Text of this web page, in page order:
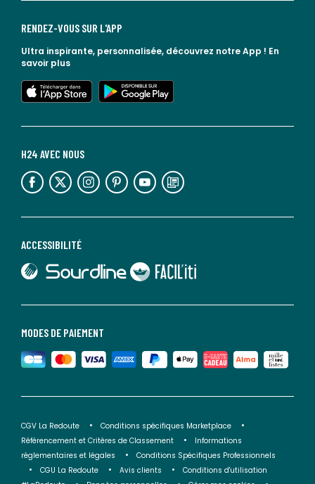
MODES DE PAIEMENT
ACCESSIBILITÉ
lien vers Sourdline
lien vers Faciliti
H24 AVEC NOUS
lien vers l'espace réseaux sociaux lien vers l'espace réseaux sociaux lien vers l'espace réseaux sociaux lien vers l'espace réseaux sociaux lien vers l'espace réseaux sociaux lien vers le blog la redoute
RENDEZ-VOUS SUR L'APP
Ultra inspirante, personnalisée, découvrez notre App ! En
savoir plus
lien vers l'app store
lien vers google play
CGV La Redoute
Conditions spécifiques Marketplace
Référencement et Critères de Classement
Informations
réglementaires et légales
Conditions Spécifiques Professionnels
CGU La Redoute
Avis clients
Conditions d'utilisation